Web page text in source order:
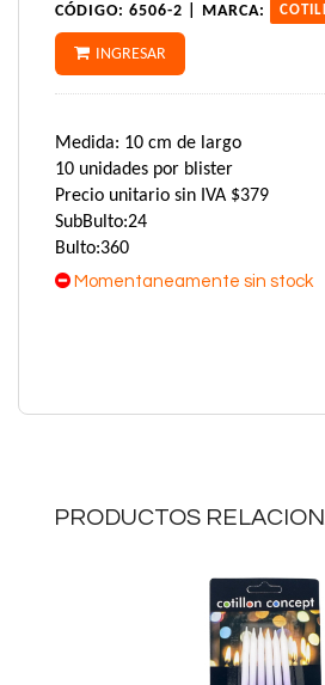
CÓDIGO: 6506-2 | MARCA:
INGRESAR
Medida: 10 cm de largo
10 unidades por blister
Precio unitario sin IVA $379
SubBulto:24
Bulto:360
Momentaneamente sin stock
PRODUCTOS